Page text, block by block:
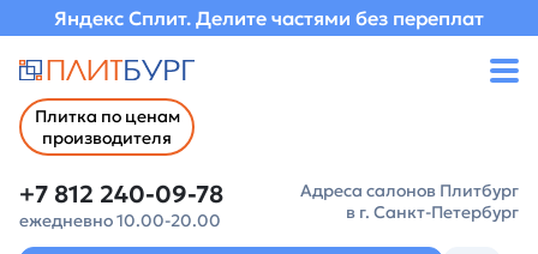
Яндекс Сплит. Делите частями без переплат
Плитка по ценам
производителя
+7 812 240-09-78
ежедневно 10.00-20.00
Адреса салонов Плитбург
в г. Санкт-Петербург